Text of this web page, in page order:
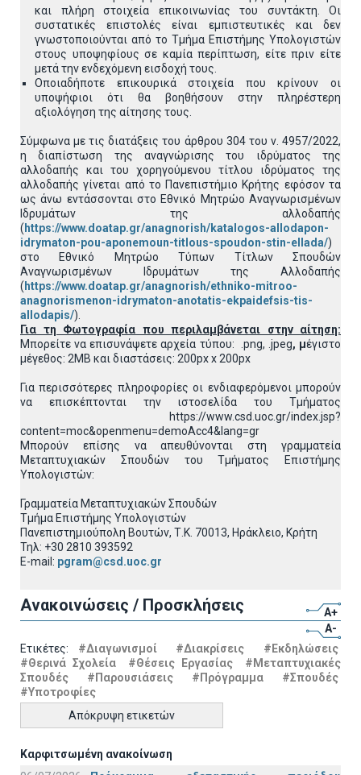
και πλήρη στοιχεία επικοινωνίας του συντάκτη. Οι
συστατικές επιστολές είναι εμπιστευτικές και δεν
γνωστοποιούνται από το Τμήμα Επιστήμης Υπολογιστών
στους υποψηφίους σε καμία περίπτωση, είτε πριν είτε
μετά την ενδεχόμενη εισδοχή τους.
Οποιαδήποτε επικουρικά στοιχεία που κρίνουν οι
υποψήφιοι ότι θα βοηθήσουν στην πληρέστερη
αξιολόγηση της αίτησης τους.
Σύμφωνα με τις διατάξεις του άρθρου 304 του ν. 4957/2022,
η διαπίστωση της αναγνώρισης του ιδρύματος της
αλλοδαπής και του χορηγούμενου τίτλου ιδρύματος της
αλλοδαπής γίνεται από το Πανεπιστήμιο Κρήτης εφόσον τα
ως άνω εντάσσονται στο Εθνικό Μητρώο Αναγνωρισμένων
Ιδρυμάτων της αλλοδαπής
( https://www.doatap.gr/anagnorish/katalogos-allodapon-
idrymaton-pou-aponemoun-titlous-spoudon-stin-ellada/)
στο Εθνικό Μητρώο Τύπων Τίτλων Σπουδών
Αναγνωρισμένων Ιδρυμάτων της Αλλοδαπής
( https://www.doatap.gr/anagnorish/ethniko-mitroo-
anagnorismenon-idrymaton-anotatis-ekpaidefsis-tis-
allodapis/).
Για τη Φωτογραφία που περιλαμβάνεται στην αίτηση:
Μπορείτε να επισυνάψετε αρχεία τύπου: .png, .jpeg, μέγιστο
μέγεθος: 2MB και διαστάσεις: 200px x 200px
Για περισσότερες πληροφορίες οι ενδιαφερόμενοι μπορούν
να επισκέπτονται την ιστοσελίδα του Τμήματος
https://www.csd.uoc.gr/index.jsp?
content=moc&openmenu=demoAcc4&lang=gr
Μπορούν επίσης να απευθύνονται στη γραμματεία
Μεταπτυχιακών Σπουδών του Τμήματος Επιστήμης
Υπολογιστών:
Γραμματεία Μεταπτυχιακών Σπουδών
Τμήμα Επιστήμης Υπολογιστών
Πανεπιστημιούπολη Βουτών, Τ.Κ. 70013, Ηράκλειο, Κρήτη
Τηλ: +30 2810 393592
E-mail: pgram@csd.uoc.gr
Ανακοινώσεις / Προσκλήσεις
A+
A-
Ετικέτες: #Διαγωνισμοί #Διακρίσεις
#Εκδηλώσεις
#Θερινά Σχολεία
#Θέσεις Εργασίας
#Μεταπτυχιακές
Σπουδές
#Παρουσιάσεις #Πρόγραμμα
#Σπουδές
#Υποτροφίες
Απόκρυψη ετικετών
Καρφιτσωμένη ανακοίνωση